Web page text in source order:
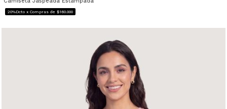
20%Dcto x Compras de $160.000